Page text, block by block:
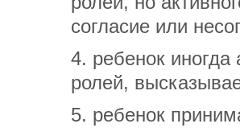
согласие или
4. ребенок иногда
ролей,
5. ребенок